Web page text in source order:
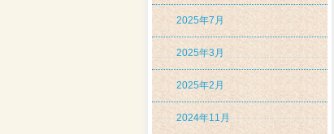
2025年7月
2025年3月
2025年2月
2024年11月